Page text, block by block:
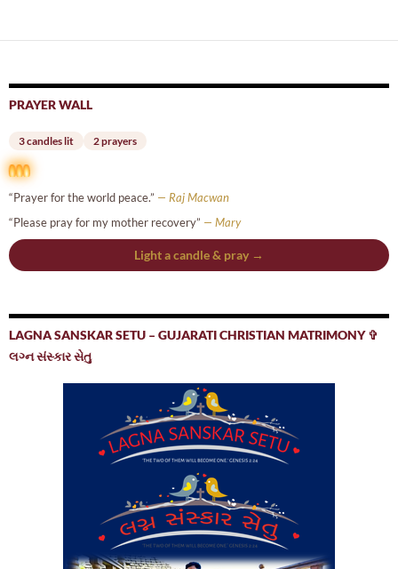
PRAYER WALL
3 candles lit 2 prayers
“Prayer for the world peace.” — Raj Macwan
“Please pray for my mother recovery” — Mary
Light a candle & pray →
LAGNA SANSKAR SETU – GUJARATI CHRISTIAN MATRIMONY ✞
લગ્ન સંસ્કાર સેતુ